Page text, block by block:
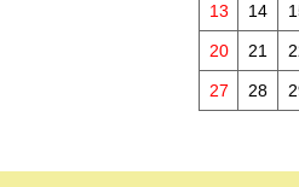
13 14
20 21
27 28